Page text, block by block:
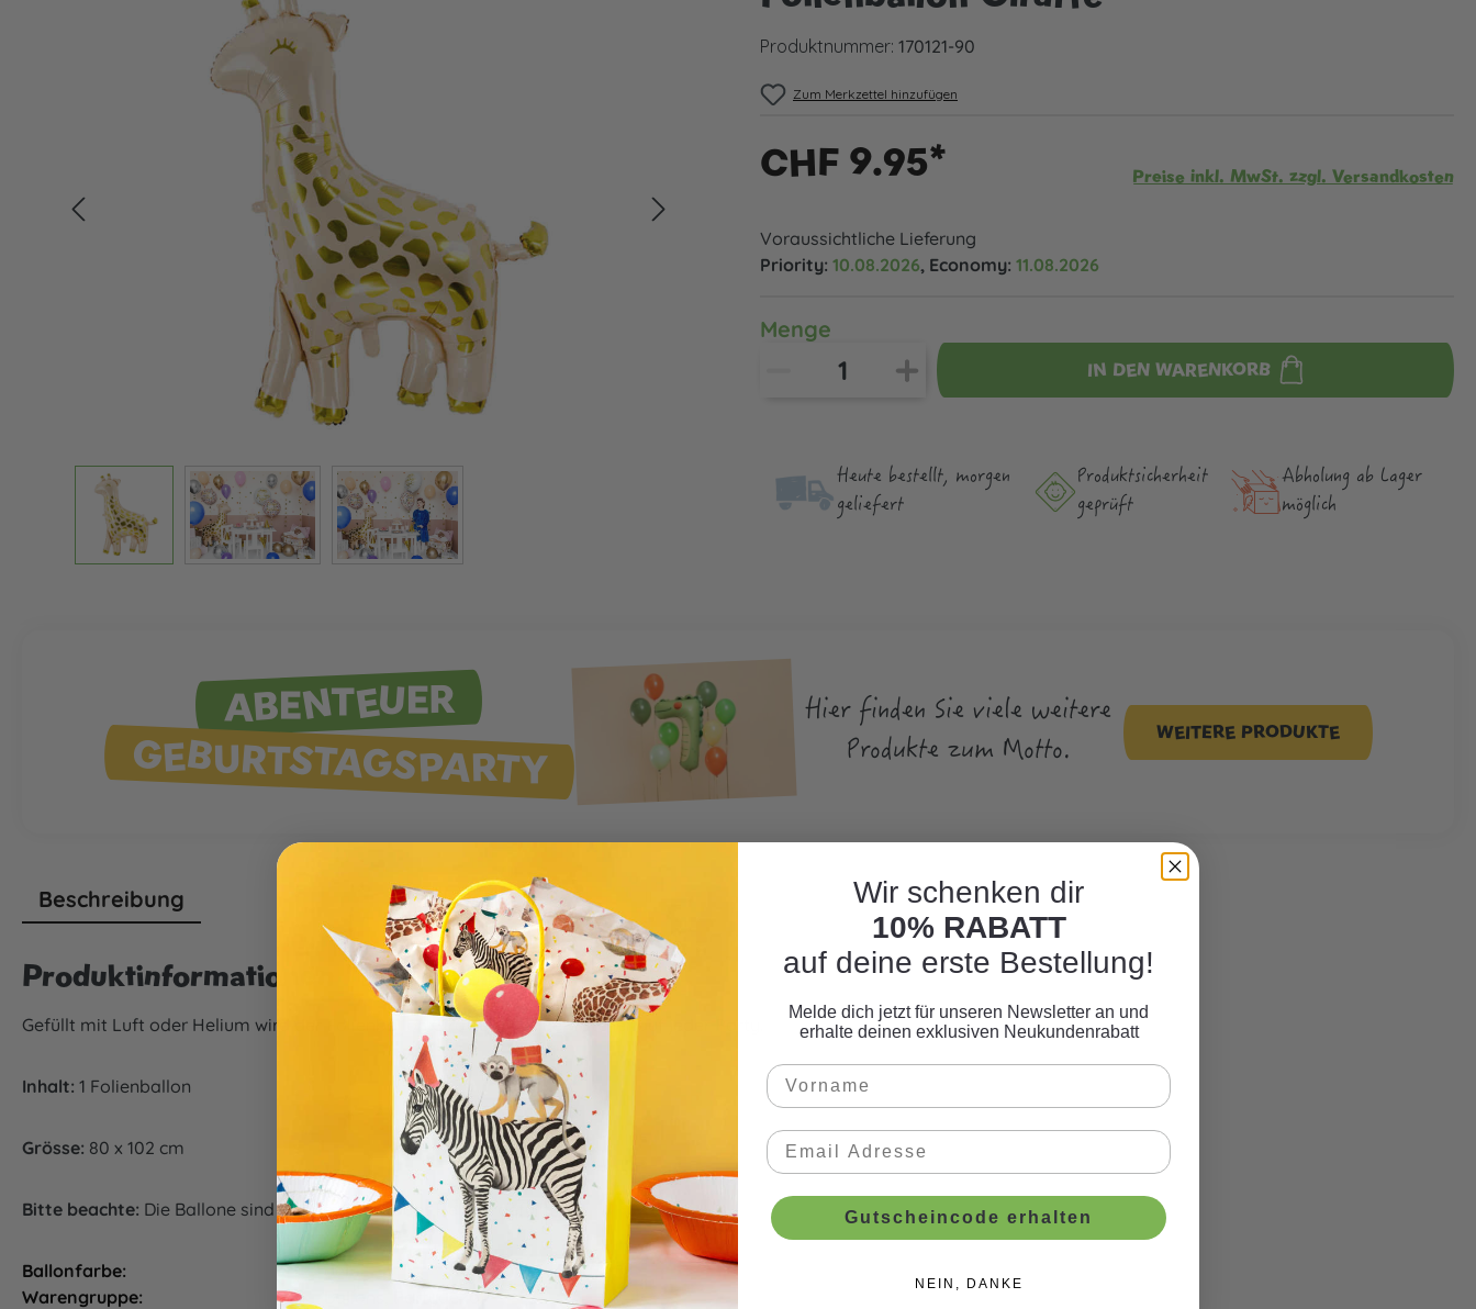
Produktnummer: 170121-90
Zum Merkzettel hinzufügen
CHF 9.95* Preise inkl. MwSt. zzgl. Versandkosten
Voraussichtliche Lieferung
Priority: 10.08.2026, Economy: 11.08.2026
Menge
IN DEN WARENKORB
Heute bestellt, morgen
geliefert
Produktsicher­heit
geprüft
Abholung ab Lager
möglich
ABENTEUER
GEBURTSTAGSPARTY
Hier finden Sie viele weitere
Produkte zum Motto.
WEITERE PRODUKTE
Beschreibung
Produktinformationen "Folienballon Giraffe"
Gefüllt mit Luft oder Helium wird der Folienballon Giraffe zum Eye-Catcher auf jeder Party.
Inhalt: 1 Folienballon
Grösse: 80 x 102 cm
Bitte beachte: Die Ballone sind nicht mit Luft oder Helium gefüllt.
Ballonfarbe:
gelb
Warengruppe:
Ballons, Partydeko
Wir schenken dir
10% RABATT
auf deine erste Bestellung!
Melde dich jetzt für unseren Newsletter an und
erhalte deinen exklusiven Neukundenrabatt
Gutscheincode erhalten
NEIN, DANKE